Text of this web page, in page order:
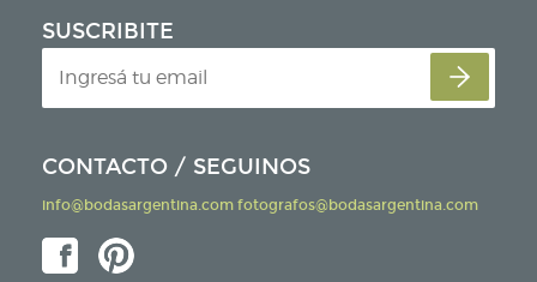
SUSCRIBITE
CONTACTO / SEGUINOS
info@bodasargentina.com fotografos@bodasargentina.com